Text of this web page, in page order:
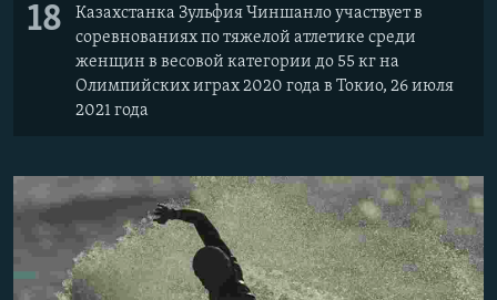
18
Казахстанка Зульфия Чиншанло участвует в
соревнованиях по тяжелой атлетике среди
женщин в весовой категории до 55 кг на
Олимпийских играх 2020 года в Токио, 26 июля
2021 года